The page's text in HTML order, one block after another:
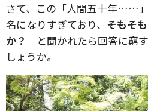
さて、この「人間五十年……
名になりすぎており、 そもそ
か？
と聞かれたら回答に窮
しょうか。